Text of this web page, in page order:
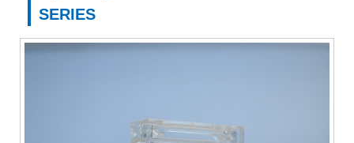
SERIES